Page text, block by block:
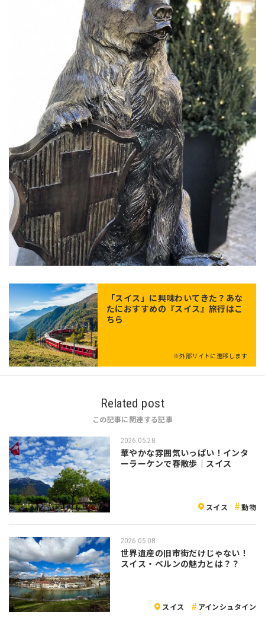
「スイス 」に興味わいてきた？あな
たにおすすめの『スイス』旅行はこ
ちら
※外部サイトに遷移します
Related post
この記事に関連する記事
2026.05.28
華やかな雰囲気いっぱい！インタ
ーラーケンで春散歩｜スイス
スイス 動物
2026.05.08
世界遺産の旧市街だけじゃない！
スイス・ベルンの魅力とは？？
スイス アインシュタイン